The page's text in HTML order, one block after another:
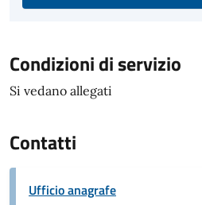
Condizioni di servizio
Si vedano allegati
Contatti
Ufficio anagrafe